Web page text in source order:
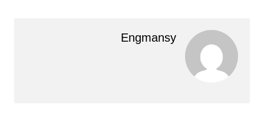
Engmansy